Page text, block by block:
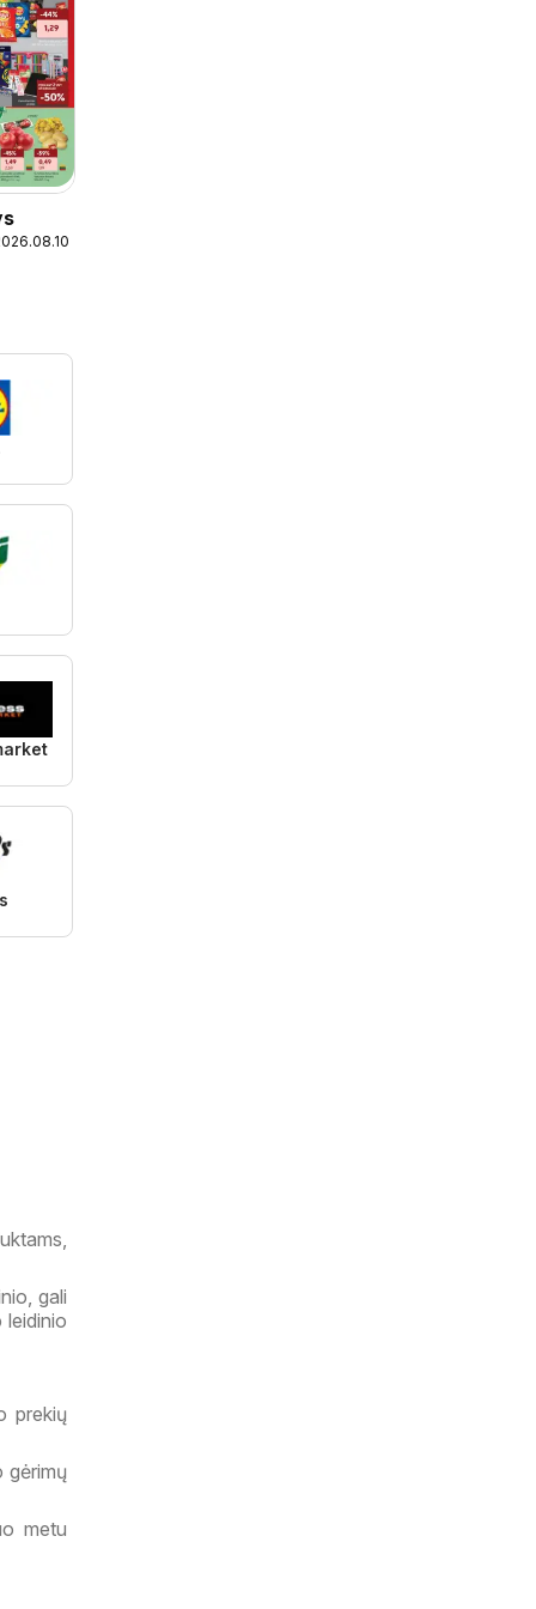
gali
leidinio
prekių
gėrimų
metu